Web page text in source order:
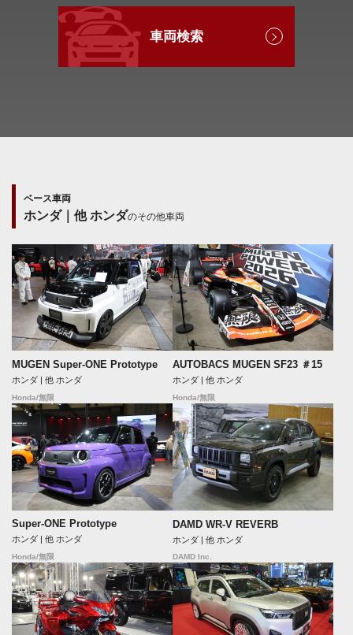
車両検索
ベース車両
ホンダ｜他 ホンダのその他車両
MUGEN Super-ONE Prototype
ホンダ | 他 ホンダ
Honda/無限
AUTOBACS MUGEN SF23 ＃15
ホンダ | 他 ホンダ
Honda/無限
Super-ONE Prototype
ホンダ | 他 ホンダ
Honda/無限
DAMD WR-V REVERB
ホンダ | 他 ホンダ
DAMD Inc.